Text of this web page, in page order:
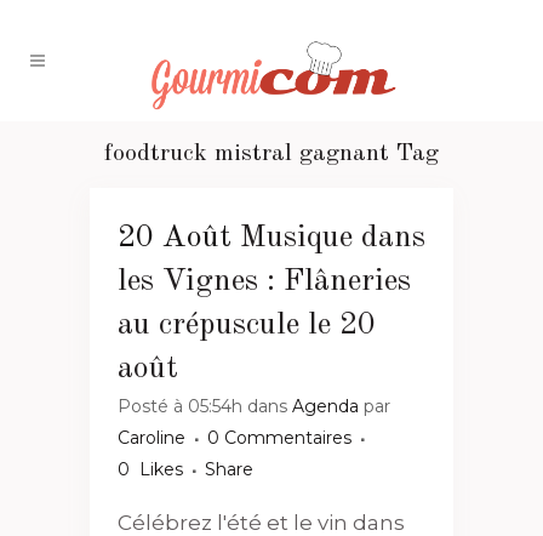
foodtruck mistral gagnant Tag
20 Août Musique dans
les Vignes : Flâneries
au crépuscule le 20
août
Posté à 05:54h dans Agenda par
Caroline
0 Commentaires
0
Likes Share
Célébrez l'été et le vin dans